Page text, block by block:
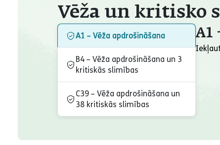
Vēža un kritisko
A1 – Vēža apdrošināšana
B4 – Vēža apdrošināšana un 3
kritiskās slimības
C39 – Vēža apdrošināšana un
38 kritiskās slimības
A1